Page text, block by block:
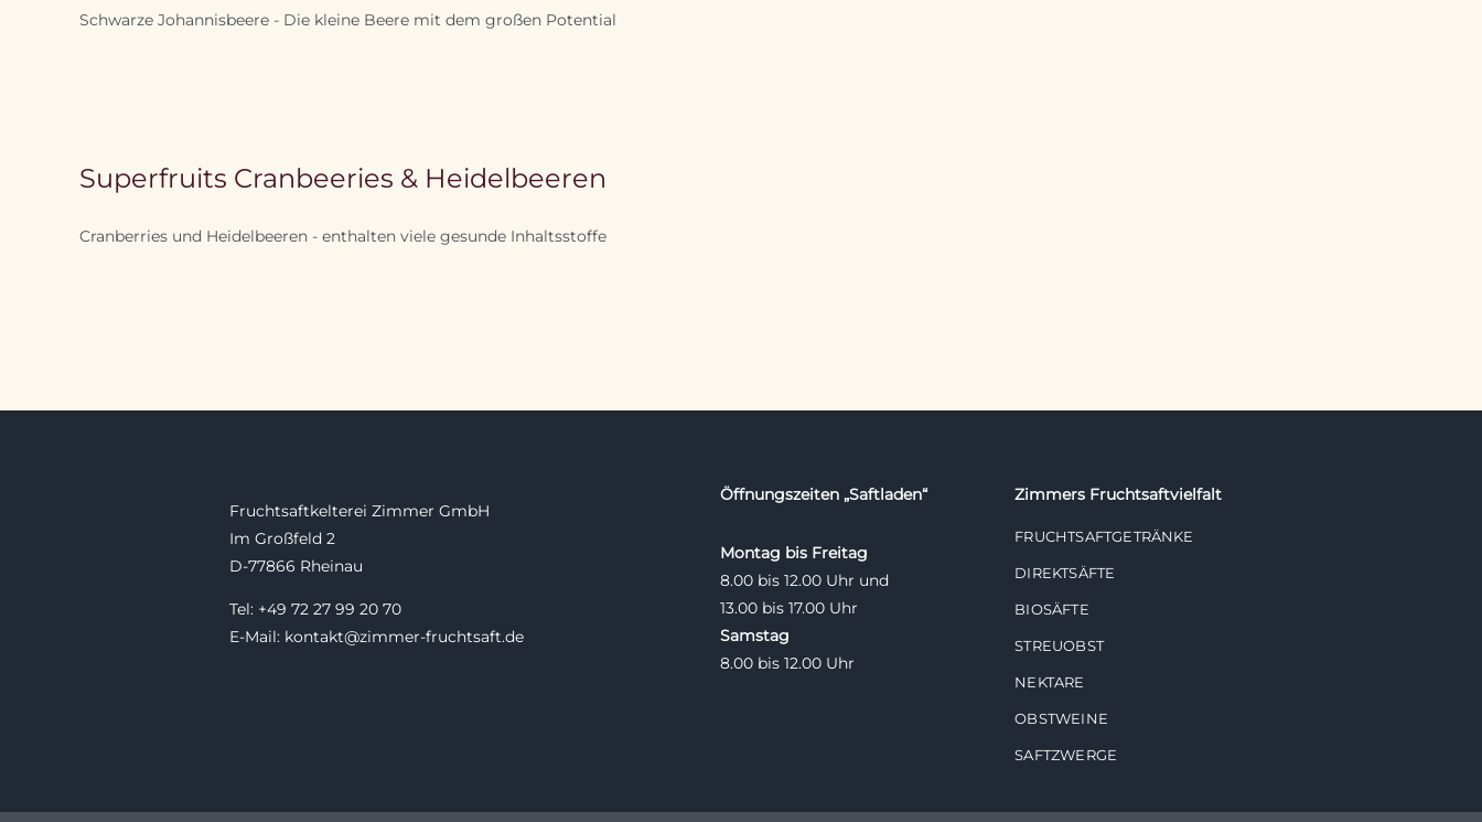
Schwarze Johannisbeere - Die kleine Beere mit dem großen Potential
Superfruits Cranbeeries & Heidelbeeren
Cranberries und Heidelbeeren - enthalten viele gesunde Inhaltsstoffe
Fruchtsaftkelterei Zimmer GmbH
Im Großfeld 2
D-77866 Rheinau
Tel: +49 72 27 99 20 70
E-Mail: kontakt@zimmer-fruchtsaft.de
Öffnungszeiten „Saftladen“
Montag bis Freitag
8.00 bis 12.00 Uhr und
13.00 bis 17.00 Uhr
Samstag
8.00 bis 12.00 Uhr
Zimmers Fruchtsaftvielfalt
FRUCHTSAFTGETRÄNKE
DIREKTSÄFTE
BIOSÄFTE
STREUOBST
NEKTARE
OBSTWEINE
SAFTZWERGE